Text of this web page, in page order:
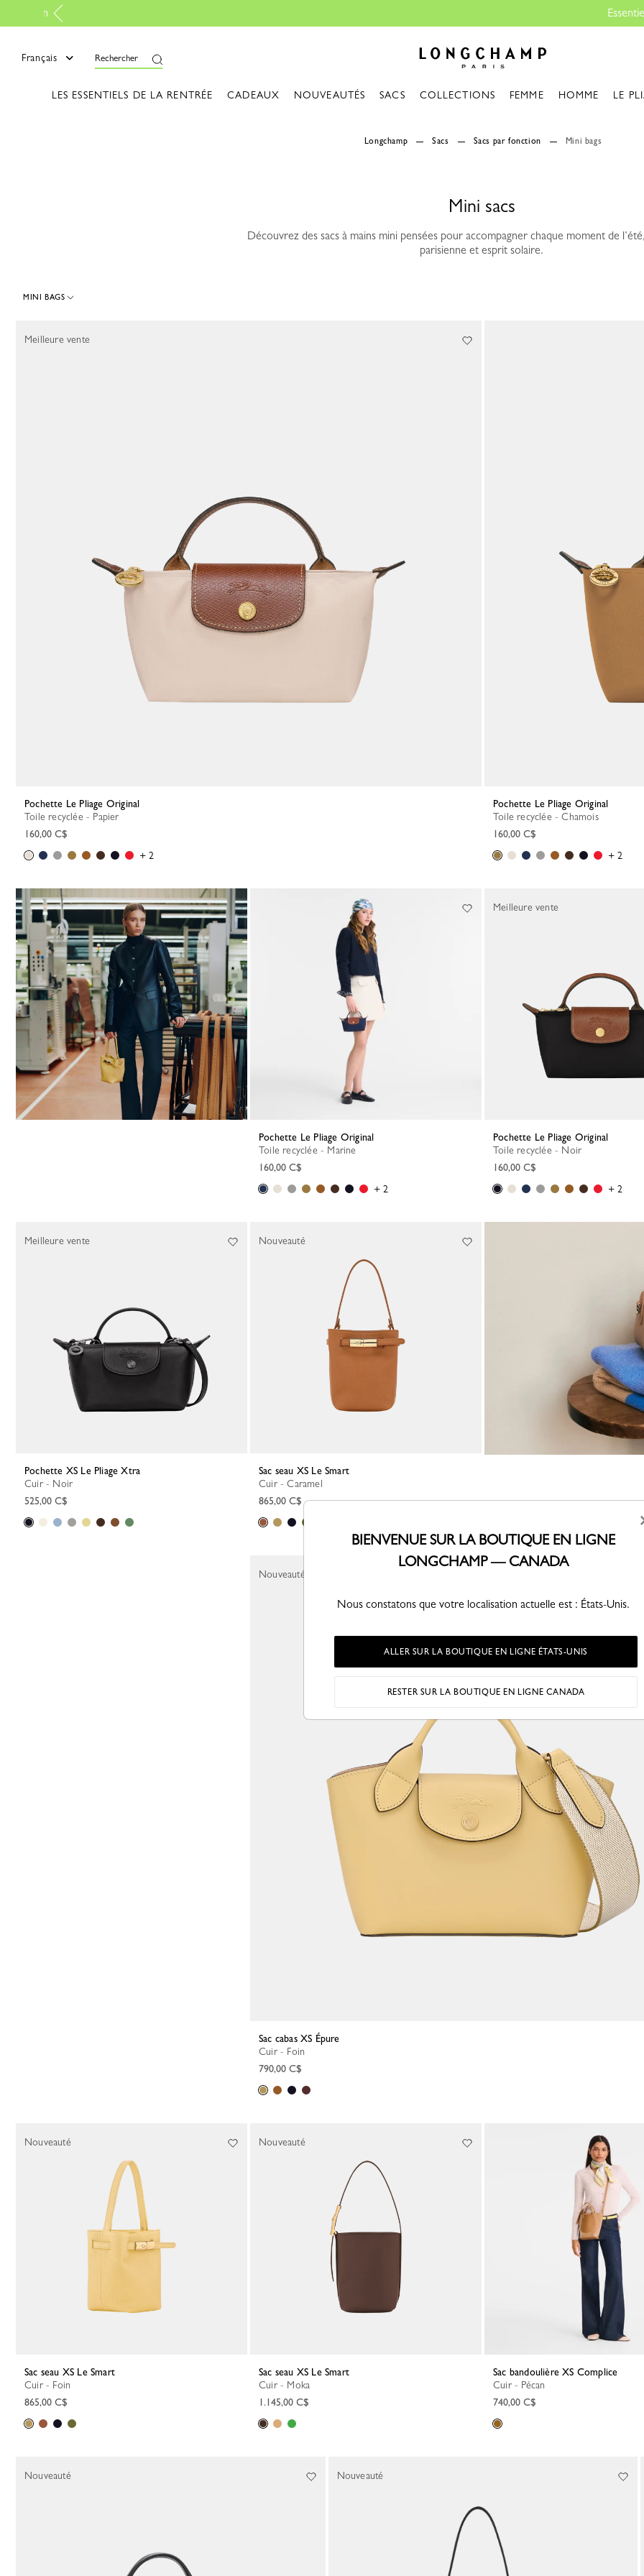
Découvrir
Français Rechercher
LES ESSENTIELS DE LA RENTRÉE CADEAUX NOUVEAUTÉS SACS COLLECTIONS FEMME HOMME LE
Longchamp Sacs Sacs par fonction Mini bags
Mini sacs
Découvrez des sacs à mains mini pensées pour accompagner chaque moment de
parisienne et esprit solaire.
MINI BAGS
Pochette Le Pliage Original
Toile recyclée - Papier
160,00 C$
+ 2
Meilleure vente
Pochette Le Pliage Original
Toile recyclée - Chamois
160,00 C$
+ 2
Pochette Le Pliage Original
Toile recyclée - Marine
160,00 C$
+ 2
Pochette Le Pliage Original
Toile recyclée - Noir
160,00 C$
+ 2
Meilleure vente
Pochette XS Le Pliage Xtra
Cuir - Noir
525,00 C$
Meilleure vente
Sac seau XS Le Smart
Cuir - Caramel
865,00 C$
Nouveauté
Sac cabas XS Épure
Cuir - Foin
790,00 C$
Nouveauté
Sac seau XS Le Smart
Cuir - Foin
865,00 C$
Nouveauté
Sac seau XS Le Smart
Cuir - Moka
1.145,00 C$
Nouveauté
Sac bandoulière XS Complice
Cuir - Pécan
740,00 C$
Nouveauté Nouveauté
BIENVENUE SUR LA BOUTIQUE EN LIGNE
LONGCHAMP — CANADA
Nous constatons que votre localisation actuelle est : États-Unis.
ALLER SUR LA BOUTIQUE EN LIGNE ÉTATS-UNIS
RESTER SUR LA BOUTIQUE EN LIGNE CANADA